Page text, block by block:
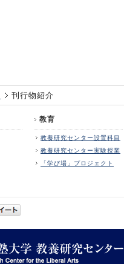
刊行物紹介
教育
教養研究センター設置科目
教養研究センター実験授業
「学び場」プロジェクト